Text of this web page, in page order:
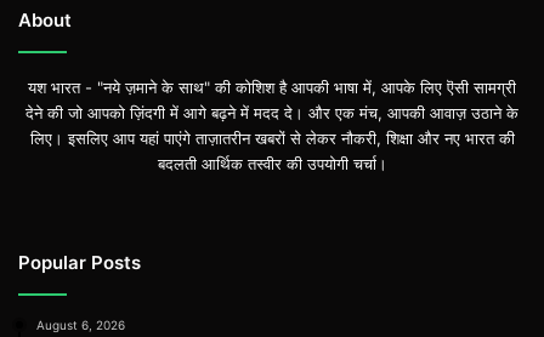
About
यश भारत - "नये ज़माने के साथ" की कोशिश है आपकी भाषा में, आपके लिए ऎसी सामग्री
देने की जो आपको ज़िंदगी में आगे बढ़ने में मदद दे। और एक मंच, आपकी आवाज़ उठाने के
लिए। इसलिए आप यहां पाएंगे ताज़ातरीन खबरों से लेकर नौकरी, शिक्षा और नए भारत की
बदलती आर्थिक तस्वीर की उपयोगी चर्चा।
Popular Posts
August 6, 2026